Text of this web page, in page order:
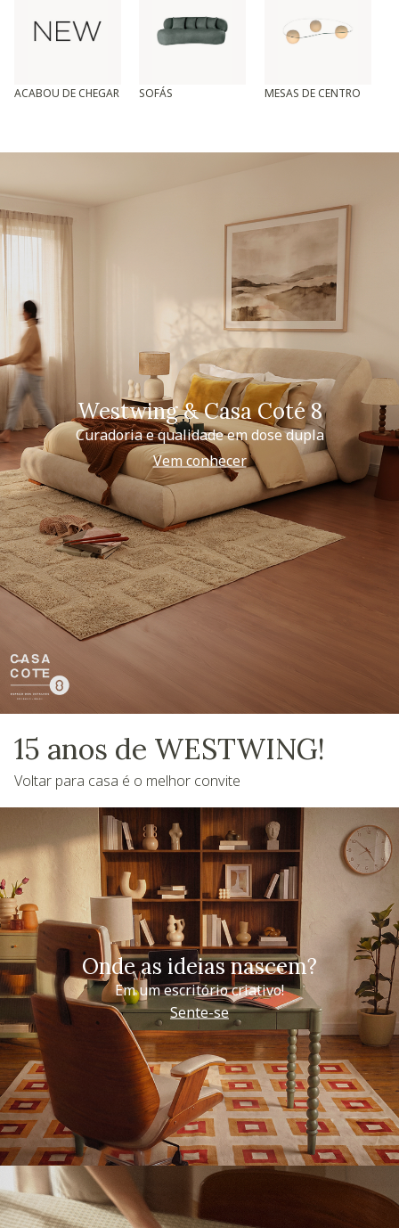
ACABOU DE CHEGAR SOFÁS MESAS DE CENTRO
Westwing & Casa Coté 8
Curadoria e qualidade em dose dupla
Vem conhecer
15 anos de WESTWING!
Voltar para casa é o melhor convite
Onde as ideias nascem?
Em um escritório criativo!
Sente-se